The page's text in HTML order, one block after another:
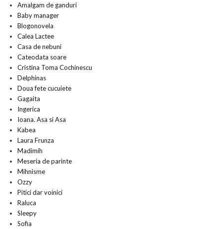
Amalgam de ganduri
Baby manager
Blogonovela
Calea Lactee
Casa de nebuni
Cateodata soare
Cristina Toma Cochinescu
Delphinas
Doua fete cucuiete
Gagaita
Ingerica
Ioana. Asa si Asa
Kabea
Laura Frunza
Madimih
Meseria de parinte
Mihnisme
Ozzy
Pitici dar voinici
Raluca
Sleepy
Sofia